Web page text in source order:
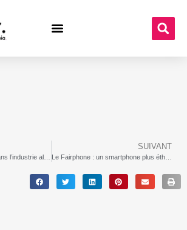
SUIVANT
Le Fairphone : un smartphone plus éthique et durable